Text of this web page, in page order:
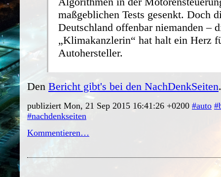
maßgeblichen Tests gesenkt. Doch
Deutschland offenbar niemanden –
„Klimakanzlerin“ hat halt ein Herz
Autohersteller.
Den Bericht gibt's bei den NachDenkSeiten.
publiziert Mon, 21 Sep 2015 16:41:26 +0200 #auto
#nachdenkseiten
Kommentieren…